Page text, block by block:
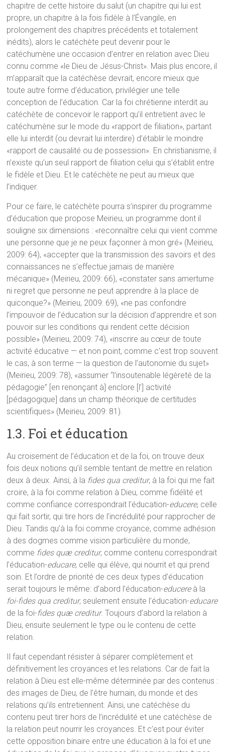
chapitre de cette histoire du salut (un chapitre qui lui est
propre, un chapitre à la fois fidèle à l’Évangile, en
prolongement des chapitres précédents et totalement
inédits), alors le catéchète peut devenir pour le
catéchumène une occasion d’entrer en relation avec Dieu
connu comme «le Dieu de Jésus-Christ». Mais plus encore, il
m’apparaît que la catéchèse devrait, encore mieux que
toute autre forme d’éducation, privilégier une telle
conception de l’éducation. Car la foi chrétienne interdit au
catéchète de concevoir le rapport qu’il entretient avec le
catéchumène sur le mode du «rapport de filiation», partant
elle lui interdit (ou devrait lui interdire) d’établir le moindre
«rapport de causalité ou de possession». En christianisme, il
n’existe qu’un seul rapport de filiation celui qui s’établit entre
le fidèle et Dieu. Et le catéchète ne peut au mieux que
l’indiquer.
Pour ce faire, le catéchète pourra s’inspirer du programme
d’éducation que propose Meirieu, un programme dont il
souligne six dimensions : «reconnaître celui qui vient comme
une personne que je ne peux façonner à mon gré» (Meirieu,
2009: 64), «accepter que la transmission des savoirs et des
connaissances ne s’effectue jamais de manière
mécanique» (Meirieu, 2009: 66), «constater sans amertume
ni regret que personne ne peut apprendre à la place de
quiconque?» (Meirieu, 2009: 69), «ne pas confondre
l’impouvoir de l’éducation sur la décision d’apprendre et son
pouvoir sur les conditions qui rendent cette décision
possible» (Meirieu, 2009: 74), «inscrire au cœur de toute
activité éducative — et non point, comme c’est trop souvent
le cas, à son terme — la question de l’autonomie du sujet»
(Meirieu, 2009: 78), «assumer “l’insoutenable légèreté de la
pédagogie” [en renonçant à] enclore [l’] activité
[pédagogique] dans un champ théorique de certitudes
scientifiques» (Meirieu, 2009: 81).
1.3. Foi et éducation
Au croisement de l’éducation et de la foi, on trouve deux
fois deux notions qu’il semble tentant de mettre en relation
deux à deux. Ainsi, à la fides qua creditur, à la foi qui me fait
croire, à la foi comme relation à Dieu, comme fidélité et
comme confiance correspondrait l’éducation-educere, celle
qui fait sortir, qui tire hors de l’incrédulité pour rapprocher de
Dieu. Tandis qu’à la foi comme croyance, comme adhésion
à des dogmes comme vision particulière du monde,
comme fides quæ creditur, comme contenu correspondrait
l’éducation-educare, celle qui élève, qui nourrit et qui prend
soin. Et l’ordre de priorité de ces deux types d’éducation
serait toujours le même: d’abord l’éducation-educereà la
foi-fides qua creditur, seulement ensuite l’éducation-educare
de la foi-fides quæ creditur. Toujours d’abord la relation à
Dieu, ensuite seulement le type ou le contenu de cette
relation.
Il faut cependant résister à séparer complètement et
définitivement les croyances et les relations. Car de fait la
relation à Dieu est elle-même déterminée par des contenus :
des images de Dieu, de l’être humain, du monde et des
relations qu’ils entretiennent. Ainsi, une catéchèse du
contenu peut tirer hors de l’incrédulité et une catéchèse de
la relation peut nourrir les croyances. Et c’est pour éviter
cette opposition binaire entre une éducation à la foi et une